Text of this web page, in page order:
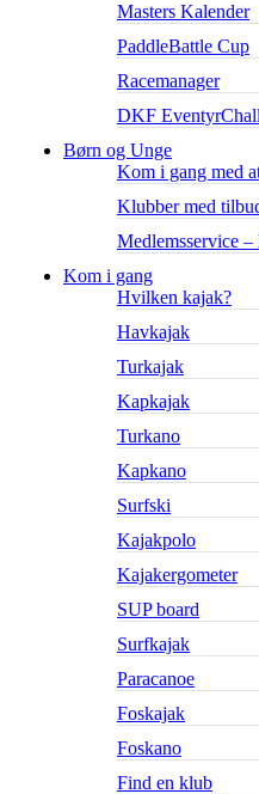
Masters Kalender
PaddleBattle Cup
Racemanager
DKF
Børn og Unge
Kom i gang med
Klubber med
Medlemsservice
Kom i gang
Hvilken kajak?
Havkajak
Turkajak
Kapkajak
Turkano
Kapkano
Surfski
Kajakpolo
Kajakergometer
SUP board
Surfkajak
Paracanoe
Foskajak
Foskano
Find en klub